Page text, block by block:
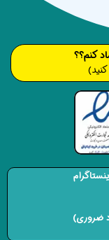
کنم؟؟
ضروری)